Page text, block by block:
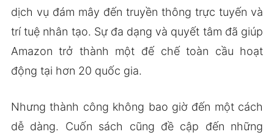
dịch vụ đám mây đến truyền thông trực tuyến và
trí tuệ nhân tạo. Sự đa dạng và quyết tâm đã giúp
Amazon trở thành một đế chế toàn cầu hoạt
động tại hơn 20 quốc gia.
Nhưng thành công không bao giờ đến một cách
dễ dàng. Cuốn sách cũng đề cập đến những